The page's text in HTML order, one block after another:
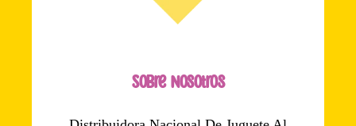
Sobre Nosotros